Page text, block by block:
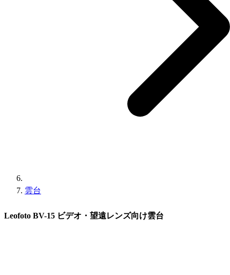
雲台
Leofoto BV-15 ビデオ・望遠レンズ向け雲台